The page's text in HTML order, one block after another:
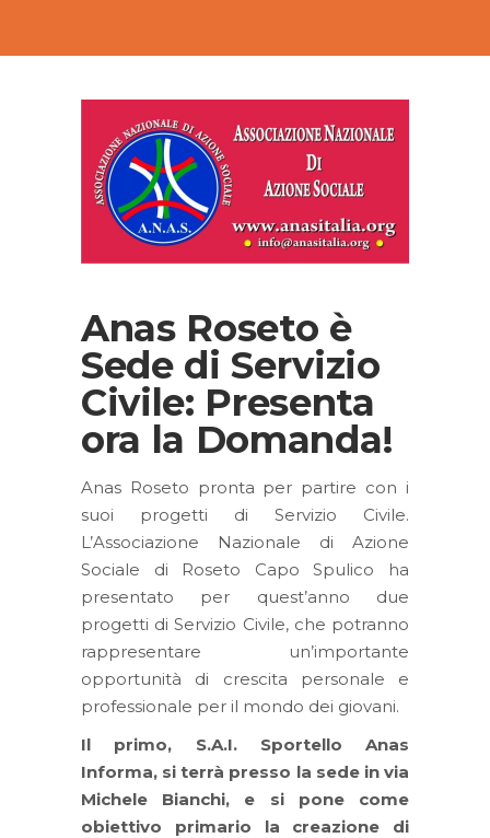
Anas Roseto è
Sede di Servizio
Civile: Presenta
ora la Domanda!
Anas Roseto pronta per partire con i
suoi progetti di Servizio Civile.
L’Associazione Nazionale di Azione
Sociale di Roseto Capo Spulico ha
presentato per quest’anno due
progetti di Servizio Civile, che potranno
rappresentare un’importante
opportunità di crescita personale e
professionale per il mondo dei giovani.
Il primo, S.A.I. Sportello Anas
Informa, si terrà presso la sede in via
Michele Bianchi, e si pone come
obiettivo primario la creazione di